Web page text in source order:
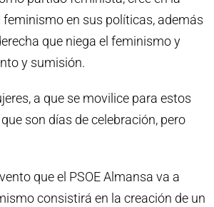
en sus políticas, además
que niega el feminismo y
y sumisión.
a que se movilice para estos
son días de celebración, pero
que el PSOE Almansa va a
consistirá en la creación de un